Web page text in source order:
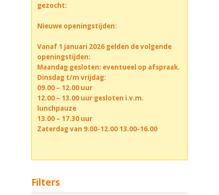
gezocht:
Nieuwe openingstijden:
Vanaf 1 januari 2026 gelden de volgende
openingstijden:
Maandag gesloten: eventueel op afspraak.
Dinsdag t/m vrijdag:
09.00 – 12.00 uur
12.00 – 13.00 uur gesloten i.v.m.
lunchpauze
13.00 – 17.30 uur
Zaterdag van 9.00-12.00 13.00-16.00
Filters